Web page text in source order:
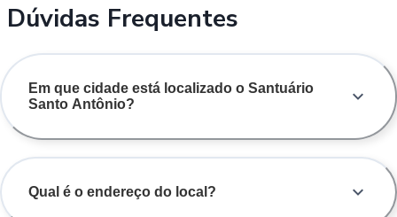
Dúvidas Frequentes
Em que cidade está localizado o Santuário
Santo Antônio?
Qual é o endereço do local?